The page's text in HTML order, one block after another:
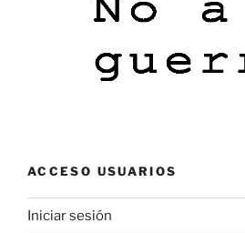
ACCESO USUARIOS
Iniciar sesión